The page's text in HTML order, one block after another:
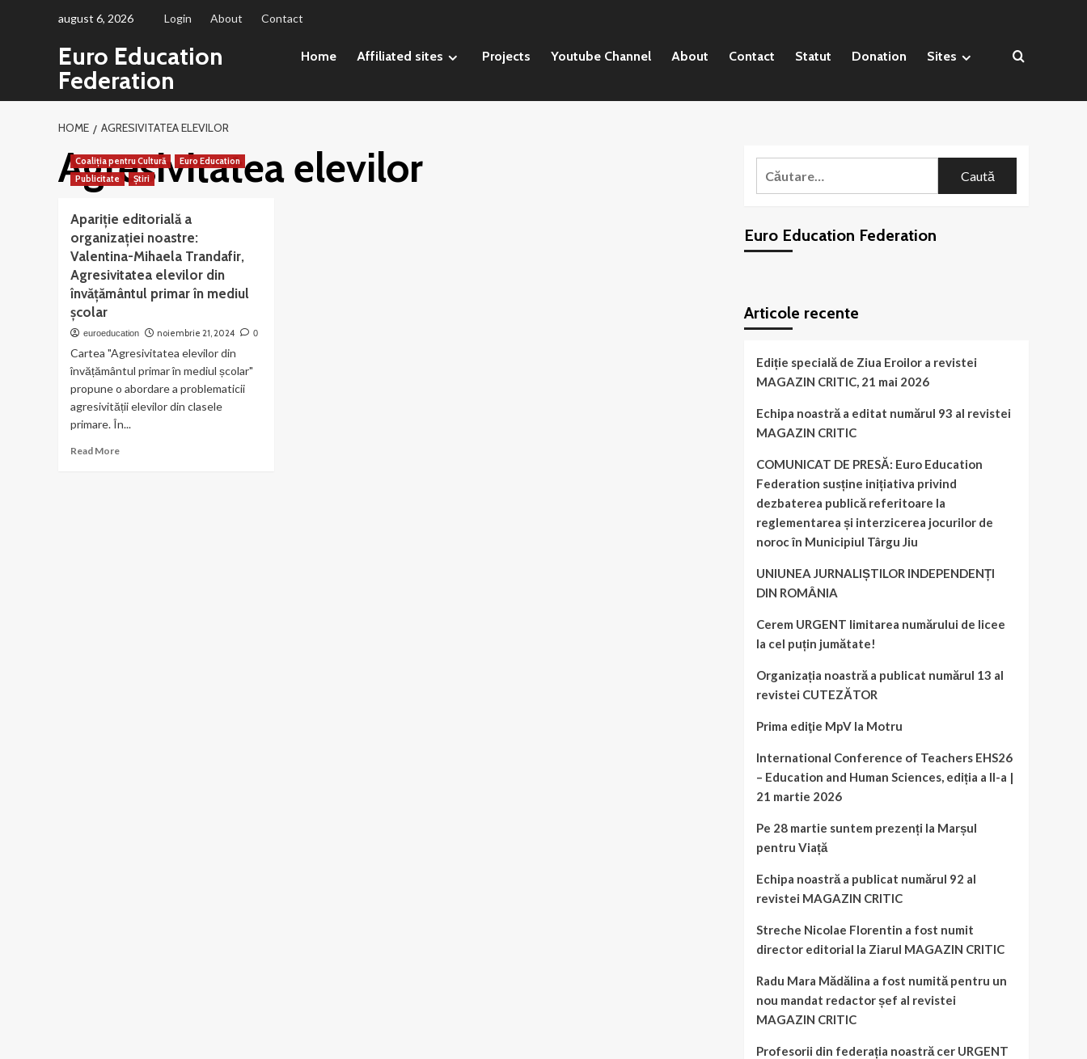
august 6, 2026 Login About Contact
Euro Education
Federation
Home Affiliated sites Projects Youtube Channel About Contact Statut Donation Sites
HOME AGRESIVITATEA ELEVILOR
Agresivitatea elevilor
Coaliția pentru Cultură
Euro Education
Publicitate
Știri
Apariție editorială a
organizației noastre:
Valentina-Mihaela Trandafir,
Agresivitatea elevilor din
învățământul primar în mediul
școlar
euroeducation noiembrie 21, 2024 0
Cartea "Agresivitatea elevilor din
învățământul primar în mediul școlar"
propune o abordare a problematicii
agresivității elevilor din clasele
primare. În...
Read MoreRead
Caută
Euro Education Federation
Articole recente
Ediție specială de Ziua Eroilor a revistei
MAGAZIN CRITIC, 21 mai 2026
Echipa noastră a editat numărul 93 al revistei
MAGAZIN CRITIC
COMUNICAT DE PRESĂ: Euro Education
Federation susține inițiativa privind
dezbaterea publică referitoare la
reglementarea și interzicerea jocurilor de
noroc în Municipiul Târgu Jiu
UNIUNEA JURNALIȘTILOR INDEPENDENȚI
DIN ROMÂNIA
Cerem URGENT limitarea numărului de licee
la cel puțin jumătate!
Organizația noastră a publicat numărul 13 al
revistei CUTEZĂTOR
Prima ediţie MpV la Motru
International Conference of Teachers EHS26
– Education and Human Sciences, ediția a II-a |
21 martie 2026
Pe 28 martie suntem prezenți la Marșul
pentru Viață
Echipa noastră a publicat numărul 92 al
revistei MAGAZIN CRITIC
Streche Nicolae Florentin a fost numit
director editorial la Ziarul MAGAZIN CRITIC
Radu Mara Mădălina a fost numită pentru un
nou mandat redactor șef al revistei
MAGAZIN CRITIC
Profesorii din federația noastră cer URGENT